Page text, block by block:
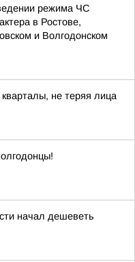
режима ЧС
в Ростове,
и Волгодонском
не теряя лица
начал дешеветь